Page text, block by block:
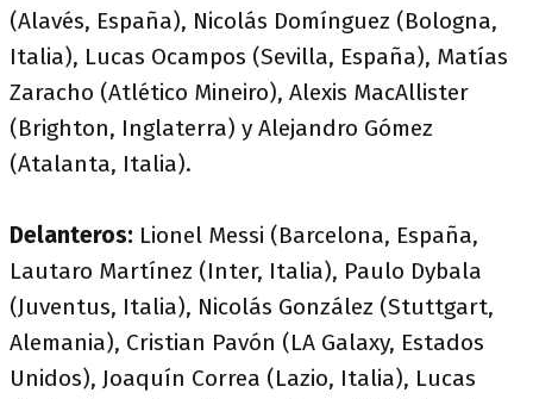
(Alavés, España), Nicolás Domínguez (Bologna,
Italia), Lucas Ocampos (Sevilla, España), Matías
Zaracho (Atlético Mineiro), Alexis MacAllister
(Brighton, Inglaterra) y Alejandro Gómez
(Atalanta, Italia).
Delanteros: Lionel Messi (Barcelona, España,
Lautaro Martínez (Inter, Italia), Paulo Dybala
(Juventus, Italia), Nicolás González (Stuttgart,
Alemania), Cristian Pavón (LA Galaxy, Estados
Unidos), Joaquín Correa (Lazio, Italia), Lucas